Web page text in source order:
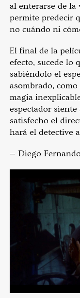
al enterarse de la
permite predecir
no cuándo ni
El final de la
efecto, sucede lo
sabiéndolo el
asombrado,
magia
espectador
satisfecho el
hará el detective
— Diego